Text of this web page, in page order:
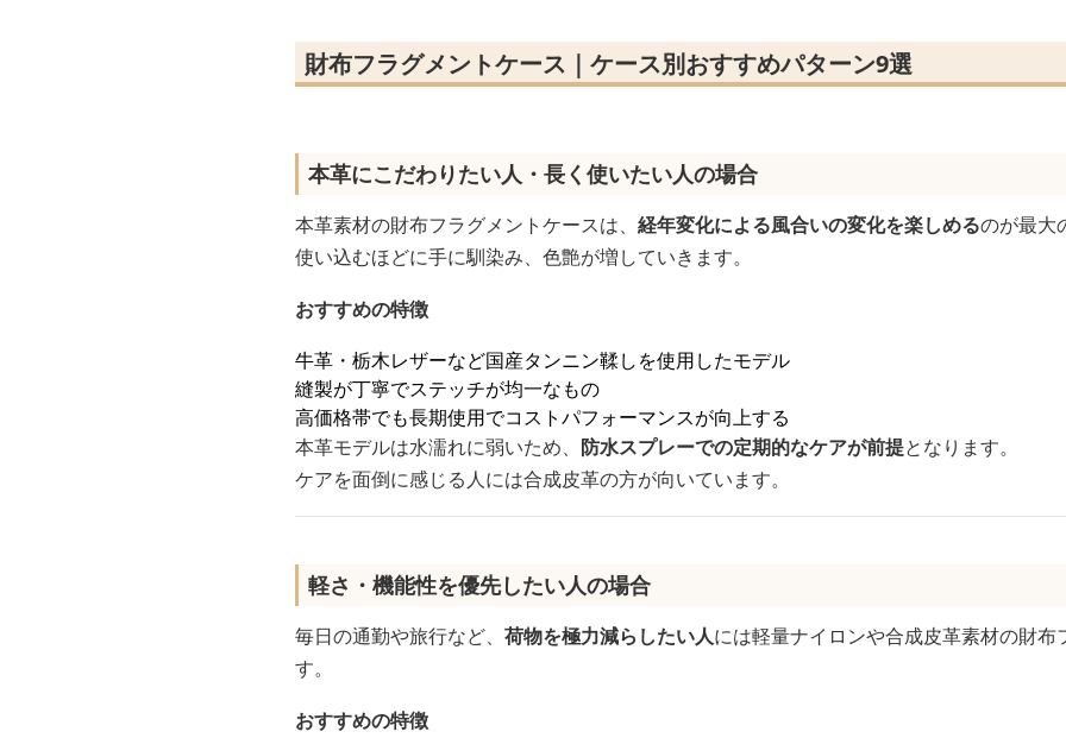
財布フラグメントケース｜ケース別おすすめパターン9選
本革にこだわりたい人・長く使いたい人の場合
本革素材の財布フラグメントケースは、 経年変化による風合いの変化を楽しめるのが最大
使い込むほどに手に馴染み、色艶が増していきます。
おすすめの特徴
牛革・栃木レザーなど国産タンニン鞣しを使用したモデル
縫製が丁寧でステッチが均一なもの
高価格帯でも長期使用でコストパフォーマンスが向上する
本革モデルは水濡れに弱いため、 防水スプレーでの定期的なケアが前提となります。
ケアを面倒に感じる人には合成皮革の方が向いています。
軽さ・機能性を優先したい人の場合
毎日の通勤や旅行など、 荷物を極力減らしたい人には軽量ナイロンや合成皮革素材の財
す。
おすすめの特徴